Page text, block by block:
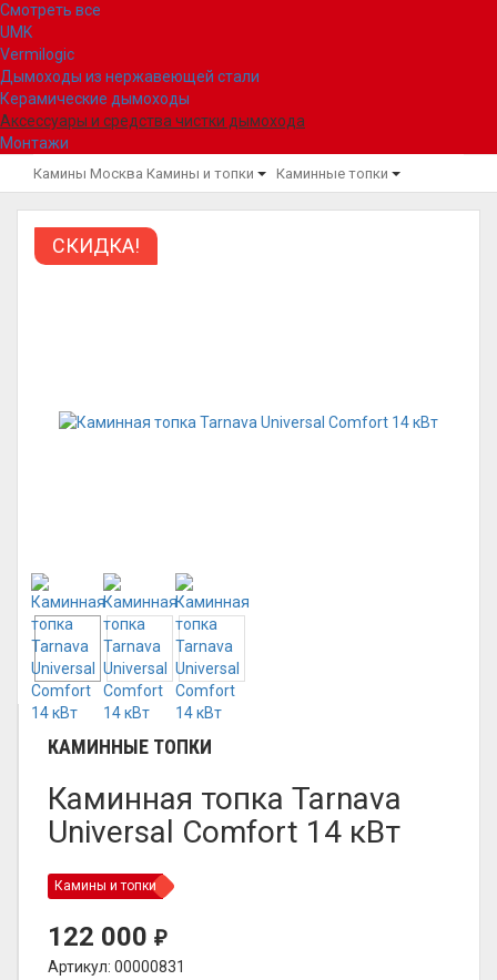
Смотреть все
UMK
Vermilogic
Дымоходы из нержавеющей стали
Керамические дымоходы
Аксессуары и средства чистки дымохода
Монтажи
Камины Москва Камины и топки Каминные топки
СКИДКА!
КАМИННЫЕ ТОПКИ
Каминная топка Tarnava
Universal Comfort 14 кВт
Камины и топки
122 000 ₽
Артикул: 00000831